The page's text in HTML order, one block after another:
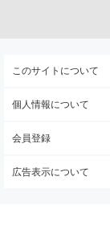
このサイトについて
個人情報について
会員登録
広告表示について